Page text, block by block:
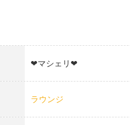
❤マシェリ❤
ラウンジ